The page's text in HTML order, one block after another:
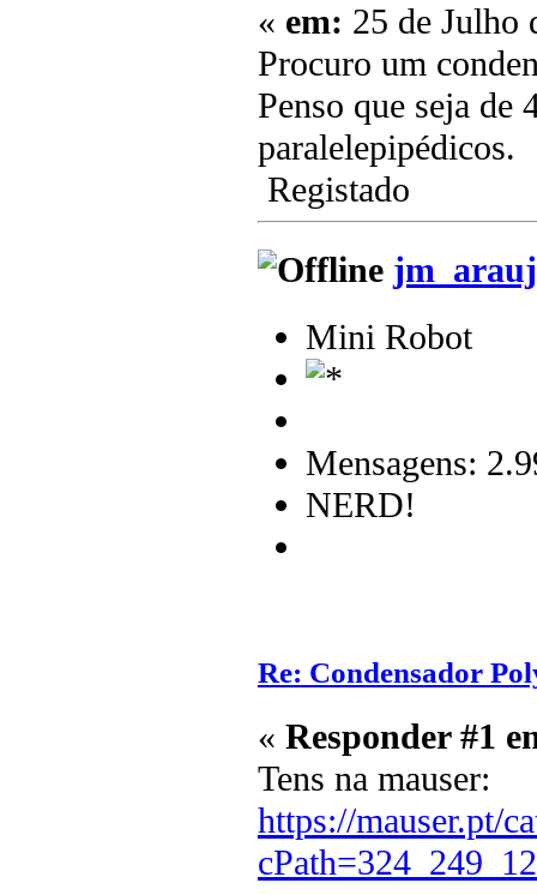
« em: 25 de Julho
Procuro um
Penso que seja de
paralelepipédicos.
Registado
Mini Robot
Mensagens:
NERD!
Re: Condensador
« Responder #1
Tens na mauser:
https://mauser.pt/